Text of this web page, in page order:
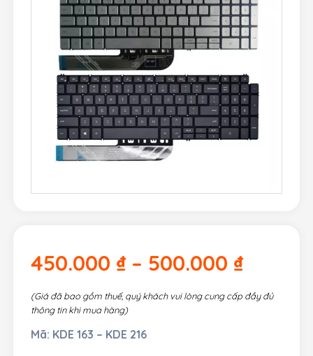
450.000 ₫ – 500.000 ₫
(Giá đã bao gồm thuế, quý khách vui lòng cung cấp đầy đủ
thông tin khi mua hàng)
Mã: KDE 163 – KDE 216